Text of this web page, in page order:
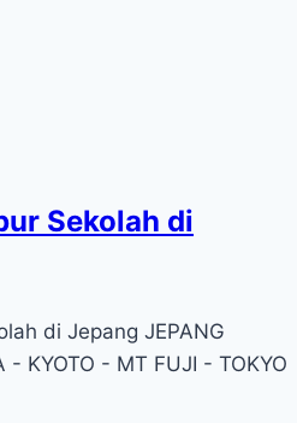
Sekolah di
di Jepang JEPANG
- KYOTO - MT FUJI - TOKYO